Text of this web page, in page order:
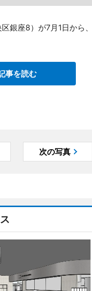
銀座8）が7月1日から
事を読む
次の写真